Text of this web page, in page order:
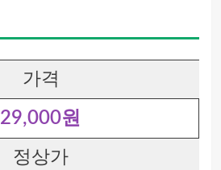
가격
29,000원
정상가